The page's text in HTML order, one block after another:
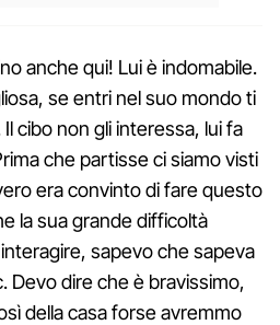
anche qui! Lui è indomabile.
se entri nel suo mondo ti
cibo non gli interessa, lui fa
che partisse ci siamo visti
era convinto di fare questo
la sua grande difficoltà
sapevo che sapeva
Devo dire che è bravissimo,
della casa forse avremmo